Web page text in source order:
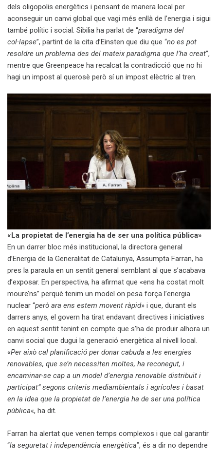
dels oligopolis energètics i pensant de manera local per
aconseguir un canvi global que vagi més enllà de l’energia i sigui
també polític i social. Sibilia ha parlat de “paradigma del
col·lapse”, partint de la cita d’Einsten que diu que “no es pot
resoldre un problema des del mateix paradigma que l’ha creat”,
mentre que Greenpeace ha recalcat la contradicció que no hi
hagi un impost al querosè però sí un impost elèctric al tren.
«La propietat de l’energia ha de ser una política pública»
En un darrer bloc més institucional, la directora general
d’Energia de la Generalitat de Catalunya, Assumpta Farran, ha
pres la paraula en un sentit general semblant al que s’acabava
d’exposar. En perspectiva, ha afirmat que «ens ha costat molt
moure’ns” perquè tenim un model on pesa força l’energia
nuclear “però ara ens estem movent ràpid» i que, durant els
darrers anys, el govern ha tirat endavant directives i iniciatives
en aquest sentit tenint en compte que s’ha de produir alhora un
canvi social que dugui la generació energètica al nivell local.
«Per això cal planificació per donar cabuda a les energies
renovables, que se’n necessiten moltes, ha reconegut, i
encaminar-se cap a un model d’energia renovable distribuït i
participat” segons criteris mediambientals i agrícoles i basat
en la idea que la propietat de l’energia ha de ser una política
pública«, ha dit.
Farran ha alertat que venen temps complexos i que cal garantir
“la seguretat i independència energètica”, és a dir no dependre